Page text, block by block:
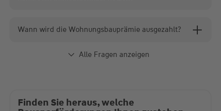
Wann wird die Wohnungsbauprämie ausgezahlt?
Alle Fragen anzeigen
Finden Sie heraus, welche